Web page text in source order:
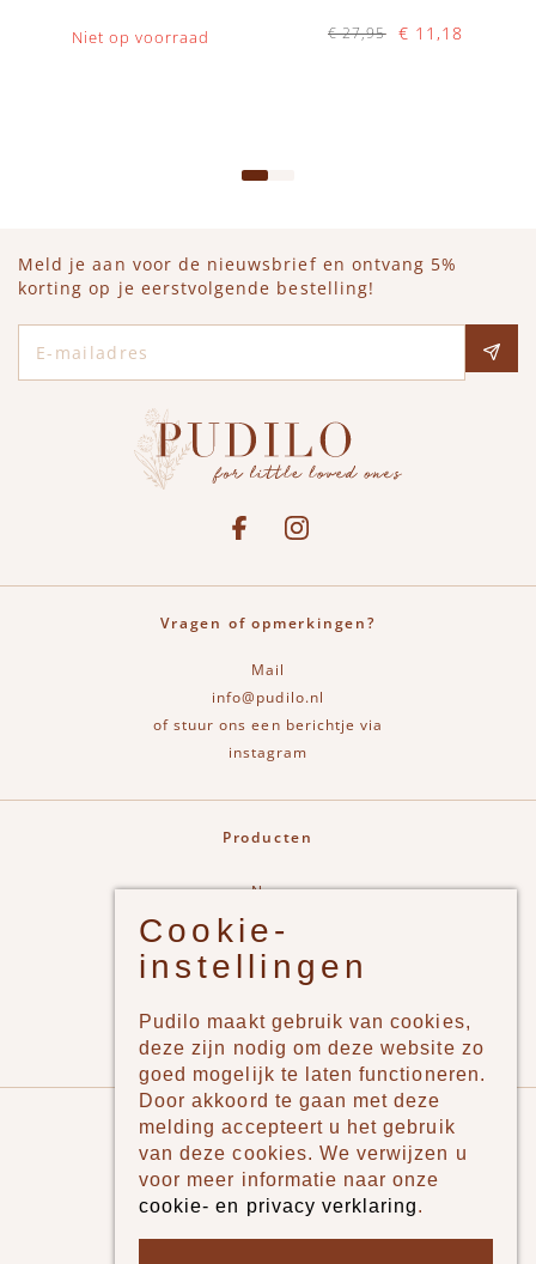
Niet op voorraad € 11,18
€ 27,95
Meld je aan voor de nieuwsbrief en ontvang 5%
korting op je eerstvolgende bestelling!
See our FacebookBekijk onze Instagram pagina
Vragen of opmerkingen?
Mail
info@pudilo.nl
of stuur ons een berichtje via
instagram
Producten
New
Jongens
Meisjes
Merken
Pudilo
Over ons
Algemene voorwaarden
Cookie-
instellingen
Pudilo maakt gebruik van cookies,
deze zijn nodig om deze website zo
goed mogelijk te laten functioneren.
Door akkoord te gaan met deze
melding accepteert u het gebruik
van deze cookies. We verwijzen u
voor meer informatie naar onze
cookie- en privacy verklaring.